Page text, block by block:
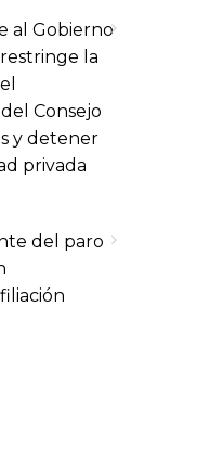
al Gobierno
la
Consejo
y detener
privada
del paro